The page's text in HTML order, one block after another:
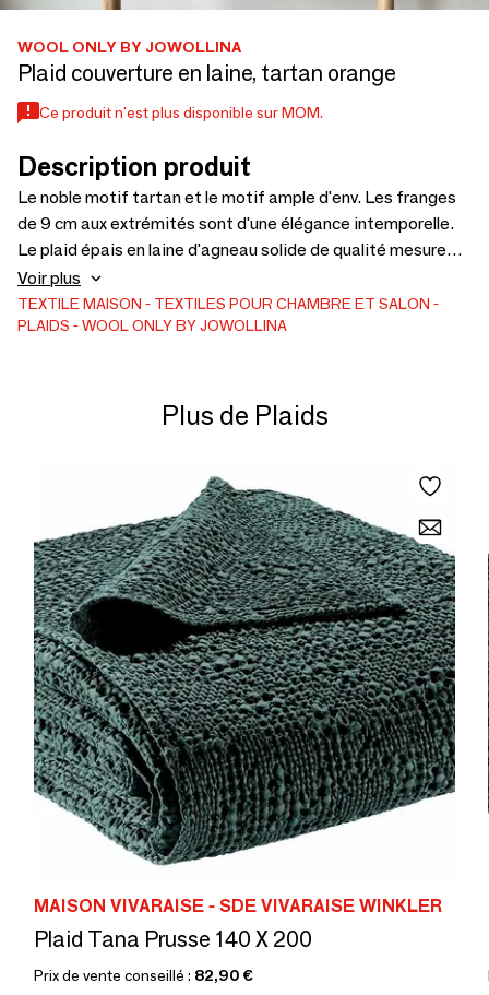
WOOL ONLY BY JOWOLLINA
Plaid couverture en laine, tartan orange
Ce produit n'est plus disponible sur MOM.
Description produit
Le noble motif tartan et le motif ample d'env. Les franges
de 9 cm aux extrémités sont d'une élégance intemporelle.
Le plaid épais en laine d'agneau solide de qualité mesure
env. 5 mm d'épaisseur, tombe très doucement et est câlin.
Taille : 140 x 200 cm (avec franges d'environ 9 cm) Poids :
env. 1.200 g, env. 380g/m2
Voir plus
TEXTILE MAISON
TEXTILES POUR CHAMBRE ET SALON
PLAIDS
WOOL ONLY BY JOWOLLINA
Plus de Plaids
MAISON VIVARAISE - SDE VIVARAISE WINKLER
Plaid Tana Prusse 140 X 200
Prix de vente conseillé : 82,90 €